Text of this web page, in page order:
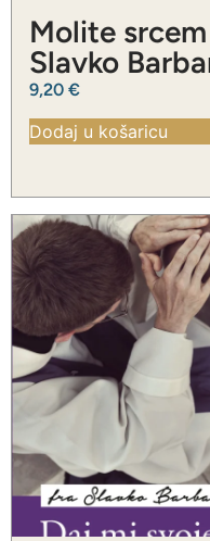
Molite
Slavko
9,20 €
Dodaj u košaricu